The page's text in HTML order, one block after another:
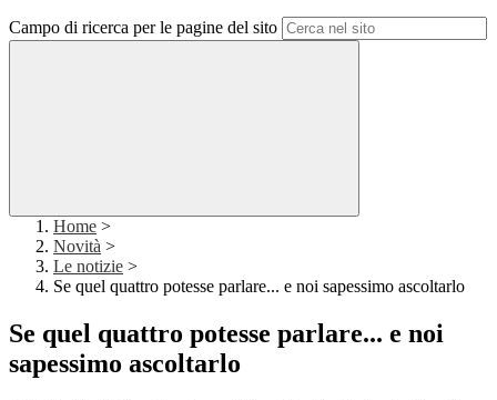
Campo di ricerca per le pagine del sito
Home >
Novità >
Le notizie >
Se quel quattro potesse parlare... e noi sapessimo ascoltarlo
Se quel quattro potesse parlare... e noi
sapessimo ascoltarlo